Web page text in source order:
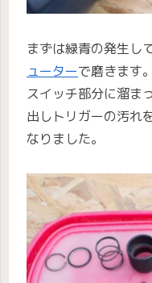
まずは緑青の発生し
ューターで磨きます。
スイッチ部分に溜ま
出しトリガーの汚れ
なりました。